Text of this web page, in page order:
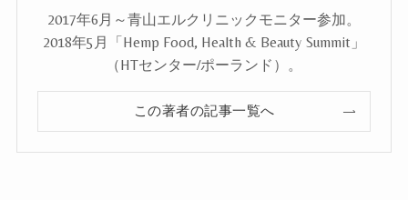
2017年6月～青山エルクリニックモニター参加。
2018年5月「Hemp Food, Health & Beauty Summit」
（HTセンター/ポーランド）。
この著者の記事一覧へ